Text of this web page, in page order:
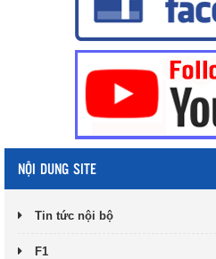
NỘI DUNG SITE
Tin tức nội bộ
F1